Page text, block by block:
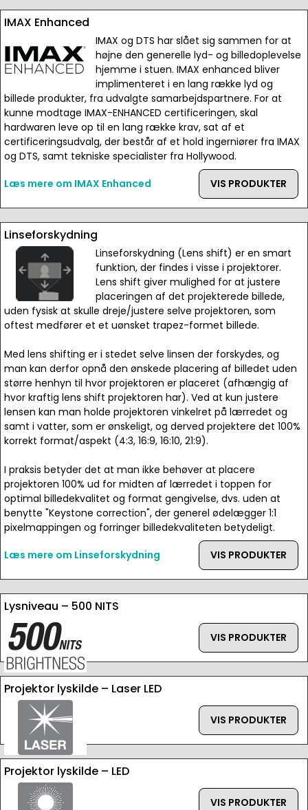
IMAX Enhanced
IMAX og DTS har slået sig sammen for at
højne den generelle lyd- og billedoplevelse
hjemme i stuen. IMAX enhanced bliver
implimenteret i en lang række lyd og
billede produkter, fra udvalgte samarbejdspartnere. For at
kunne modtage IMAX-ENHANCED certificeringen, skal
hardwaren leve op til en lang række krav, sat af et
certificeringsudvalg, der består af et hold ingerniører fra IMAX
og DTS, samt tekniske specialister fra Hollywood.
Læs mere om IMAX Enhanced
VIS PRODUKTER
Linseforskydning
Linseforskydning (Lens shift) er en smart
funktion, der findes i visse i projektorer.
Lens shift giver mulighed for at justere
placeringen af det projekterede billede,
uden fysisk at skulle dreje/justere selve projektoren, som
oftest medfører et et uønsket trapez-formet billede.
Med lens shifting er i stedet selve linsen der forskydes, og
man kan derfor opnå den ønskede placering af billedet uden
større henhyn til hvor projektoren er placeret (afhængig af
hvor kraftig lens shift projektoren har). Ved at kun justere
lensen kan man holde projektoren vinkelret på lærredet og
samt i vatter, som er ønskeligt, og derved projektere det 100%
korrekt format/aspekt (4:3, 16:9, 16:10, 21:9).
I praksis betyder det at man ikke behøver at placere
projektoren 100% ud for midten af lærredet i toppen for
optimal billedekvalitet og format gengivelse, dvs. uden at
benytte "Keystone correction", der generel ødelægger 1:1
pixelmappingen og forringer billedekvaliteten betydeligt.
Læs mere om Linseforskydning
VIS PRODUKTER
Lysniveau – 500 NITS
VIS PRODUKTER
Projektor lyskilde – Laser LED
VIS PRODUKTER
Projektor lyskilde – LED
VIS PRODUKTER